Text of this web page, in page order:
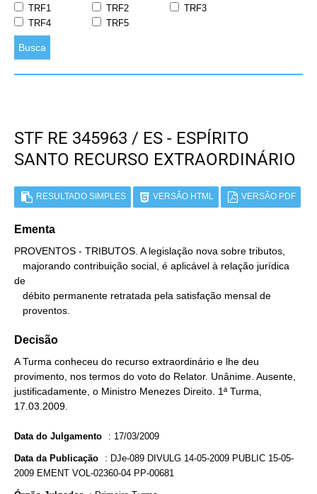
TRF1
TRF2
TRF3
TRF4
TRF5
Busca
STF RE 345963 / ES - ESPÍRITO
SANTO RECURSO EXTRAORDINÁRIO
RESULTADO SIMPLES VERSÃO HTML VERSÃO PDF
Ementa
PROVENTOS - TRIBUTOS. A legislação nova sobre tributos,
de
   proventos.
Decisão
A Turma conheceu do recurso extraordinário e lhe deu
provimento, nos termos do voto do Relator. Unânime. Ausente,
justificadamente, o Ministro Menezes Direito. 1ª Turma,
17.03.2009.
Data do Julgamento : 17/03/2009
Data da Publicação : DJe-089 DIVULG 14-05-2009 PUBLIC 15-05-
2009 EMENT VOL-02360-04 PP-00681